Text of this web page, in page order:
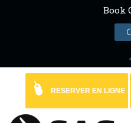
RESERVER EN LIGNE